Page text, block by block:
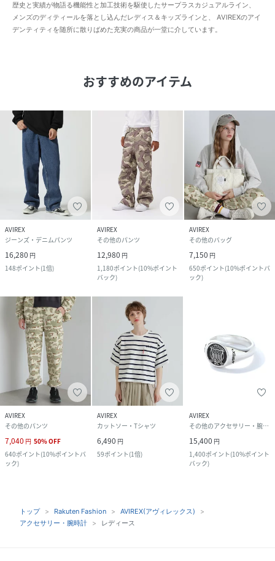
歴史と実績が物語る機能性と加工技術を駆使したサープラスカジュアルライン、
メンズのディティールを落とし込んだレディス＆キッズラインと、 AVIREXのアイ
デンティティを随所に散りばめた充実の商品が一堂に介しています。
おすすめのアイテム
AVIREX
ジーンズ・デニムパンツ
16,280 円
148ポイント(1倍)
AVIREX
その他のパンツ
12,980 円
1,180ポイント(10%ポイント
バック)
AVIREX
その他のバッグ
7,150 円
650ポイント(10%ポイントバ
ック)
AVIREX
その他のパンツ
7,040 円 50%OFF
640ポイント(10%ポイントバ
ック)
AVIREX
カットソー・Tシャツ
6,490 円
59ポイント(1倍)
AVIREX
その他のアクセサリー・腕時計
15,400 円
1,400ポイント(10%ポイント
バック)
トップ Rakuten Fashion
AVIREX(アヴィレックス)
アクセサリー・腕時計
レディース